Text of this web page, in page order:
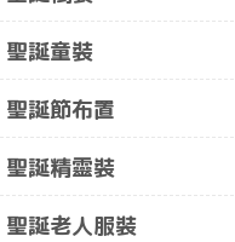
聖誕童裝
聖誕節布置
聖誕精靈裝
聖誕老人服裝